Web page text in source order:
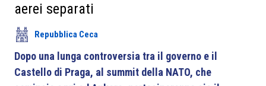
Partner
Progetti
Area riservata
aerei separati
Repubblica Ceca
Dopo una lunga controversia tra il governo e il
Castello di Praga, al summit della NATO, che